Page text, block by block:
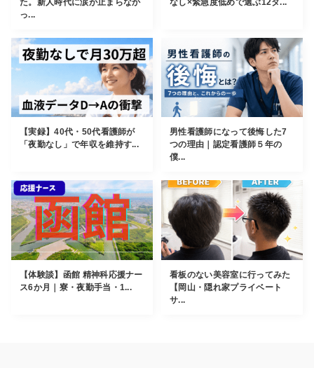
っ...
【実録】40代・50代看護師が
「夜勤なし」で年収を維持す...
男性看護師になって後悔した7
つの理由｜認定看護師５年の
僕...
【体験談】函館 精神科応援ナー
ス6か月｜寮・夜勤手当・1...
看板のない美容室に行ってみた
【岡山・隠れ家プライベート
サ...